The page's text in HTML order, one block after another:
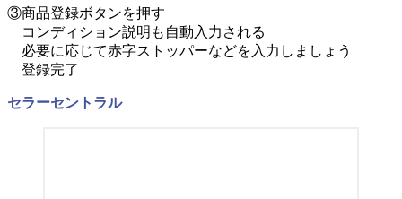
③商品登録ボタンを押す
コンディション説明も自動入力される
必要に応じて赤字ストッパーなどを入力しましょう
登録完了
セラーセントラル